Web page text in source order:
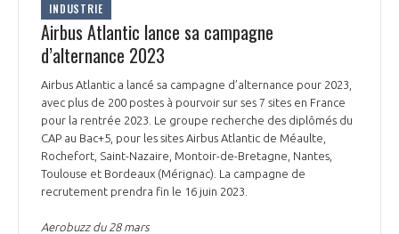
INDUSTRIE
Airbus Atlantic lance sa campagne
d’alternance 2023
Airbus Atlantic a lancé sa campagne d’alternance pour 2023,
avec plus de 200 postes à pourvoir sur ses 7 sites en France
pour la rentrée 2023. Le groupe recherche des diplômés du
CAP au Bac+5, pour les sites Airbus Atlantic de Méaulte,
Rochefort, Saint-Nazaire, Montoir-de-Bretagne, Nantes,
Toulouse et Bordeaux (Mérignac). La campagne de
recrutement prendra fin le 16 juin 2023.
Aerobuzz du 28 mars